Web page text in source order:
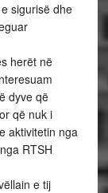
sigurisë dhe
herët në
dyve që
që nuk i
aktivitetin nga
RTSH
e tij